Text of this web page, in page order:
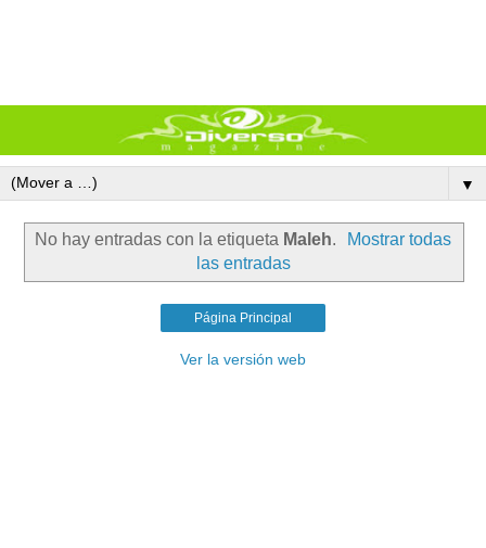
▼
No hay entradas con la etiqueta Maleh.
Mostrar todas
las entradas
Página Principal
Ver la versión web